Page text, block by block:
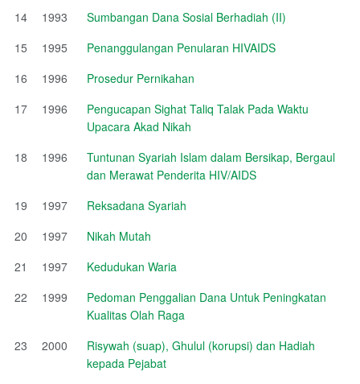
14
1993
Sumbangan Dana Sosial Berhadiah (II)
15
1995
Penanggulangan Penularan HIVAIDS
16
1996
Prosedur Pernikahan
17
1996
Pengucapan Sighat Taliq Talak Pada Waktu
Upacara Akad Nikah
18
1996
Tuntunan Syariah Islam dalam Bersikap, Bergaul
dan Merawat Penderita HIV/AIDS
19
1997
Reksadana Syariah
20
1997
Nikah Mutah
21
1997
Kedudukan Waria
22
1999
Pedoman Penggalian Dana Untuk Peningkatan
Kualitas Olah Raga
23
2000
Risywah (suap), Ghulul (korupsi) dan Hadiah
kepada Pejabat